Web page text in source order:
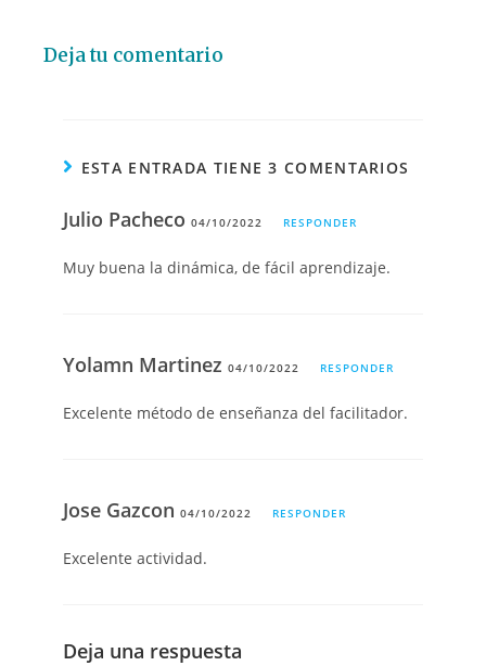
Deja tu comentario
ESTA ENTRADA TIENE 3 COMENTARIOS
Julio Pacheco04/10/2022 RESPONDER
Muy buena la dinámica, de fácil aprendizaje.
Yolamn Martinez04/10/2022 RESPONDER
Excelente método de enseñanza del facilitador.
Jose Gazcon04/10/2022 RESPONDER
Excelente actividad.
Deja una respuesta